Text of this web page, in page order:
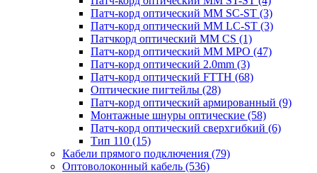
Патч-корд оптический MM SC-ST (3)
Патч-корд оптический MM LC-ST (3)
Патчкорд оптический MM CS (1)
Патч-корд оптический MM MPO (47)
Патч-корд оптический 2.0mm (3)
Патч-корд оптический FTTH (68)
Оптические пигтейлы (28)
Патч-корд оптический армированный (9)
Монтажные шнуры оптические (58)
Патч-корд оптический сверхгибкий (6)
Тип 110 (15)
Кабели прямого подключения (79)
Оптоволоконный кабель (536)